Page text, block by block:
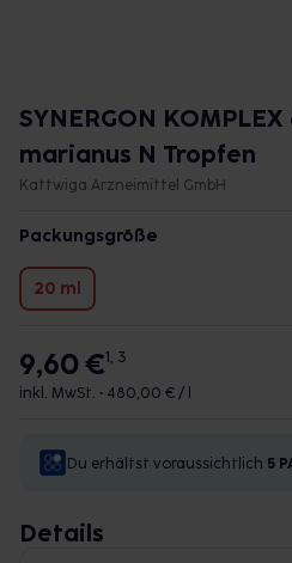
SYNERGON
marianus N Tropfen
Kattwiga Arzneimittel GmbH
Packungsgröße
20 ml
9,60 €1, 3
inkl. MwSt. • 480,00 € / l
Du erhältst voraussichtlich 5
Details